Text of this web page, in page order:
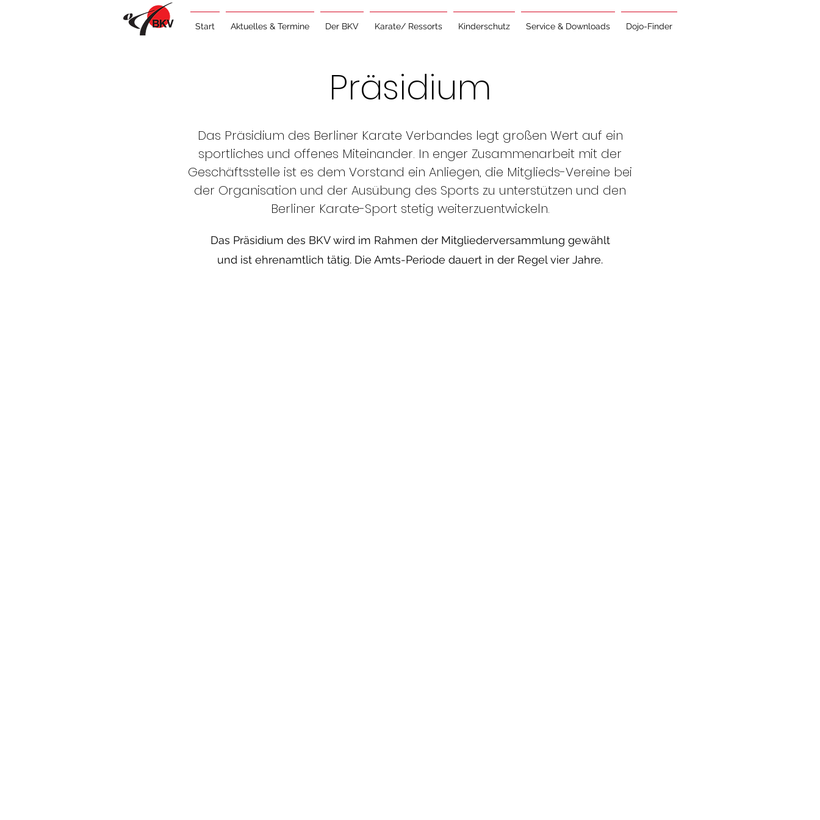
Start Aktuelles & Termine Der BKV Karate/ Ressorts Kinderschutz Service & Downloads Dojo-Finder
Präsidium
Das Präsidium des Berliner Karate Verbandes legt großen Wert auf ein
sportliches und offenes Miteinander. In enger Zusammenarbeit mit der
Geschäftsstelle ist es dem Vorstand ein Anliegen, die Mitglieds-Vereine bei
der Organisation und der Ausübung des Sports zu unterstützen und den
Berliner Karate-Sport stetig weiterzuentwickeln.
Das Präsidium des BKV wird im Rahmen der Mitgliederversammlung gewählt
und ist ehrenamtlich tätig. Die Amts-Periode dauert in der Regel vier Jahre.